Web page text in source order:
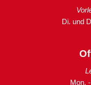
Di. und
Mon.